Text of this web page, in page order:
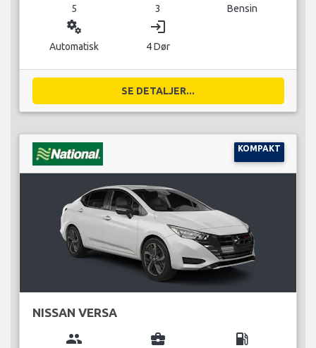
5 3 Bensin
miscellaneous_services
Automatisk
login
4 Dør
SE DETALJER...
KOMPAKT
NISSAN VERSA
group business_center local_gas_station